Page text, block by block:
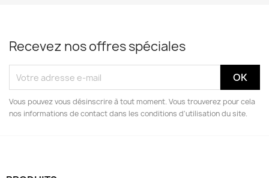
Recevez nos offres spéciales
Vous pouvez vous désinscrire à tout moment. Vous trouverez pour cela
nos informations de contact dans les conditions d'utilisation du site.